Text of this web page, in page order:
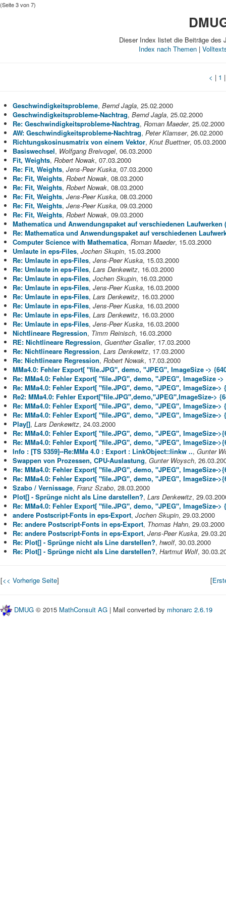
(Seite 3 von 7)
Dieser Index listet die Beiträge des
Index nach Themen |
< | 1
Geschwindigkeitsprobleme, Bernd Jagla, 25.02.2000
Geschwindigkeitsprobleme-Nachtrag, Bernd Jagla, 25.02.2000
Re: Geschwindigkeitsprobleme-Nachtrag, Roman Maeder, 25.02.2000
AW: Geschwindigkeitsprobleme-Nachtrag, Peter Klamser, 26.02.2000
Richtungskosinusmatrix von einem Vektor, Knut Buettner, 05.03.2000
Basiswechsel, Wolfgang Breivogel, 06.03.2000
Fit, Weights, Robert Nowak, 07.03.2000
Re: Fit, Weights, Jens-Peer Kuska, 07.03.2000
Re: Fit, Weights, Robert Nowak, 08.03.2000
Re: Fit, Weights, Robert Nowak, 08.03.2000
Re: Fit, Weights, Jens-Peer Kuska, 08.03.2000
Re: Fit, Weights, Jens-Peer Kuska, 09.03.2000
Re: Fit, Weights, Robert Nowak, 09.03.2000
Mathematica und Anwendungspaket auf verschiedenen Laufwerken
Re: Mathematica und Anwendungspaket auf verschiedenen
Computer Science with Mathematica, Roman Maeder, 15.03.2000
Umlaute in eps-Files, Jochen Skupin, 15.03.2000
Re: Umlaute in eps-Files, Jens-Peer Kuska, 15.03.2000
Re: Umlaute in eps-Files, Lars Denkewitz, 16.03.2000
Re: Umlaute in eps-Files, Jochen Skupin, 16.03.2000
Re: Umlaute in eps-Files, Jens-Peer Kuska, 16.03.2000
Re: Umlaute in eps-Files, Lars Denkewitz, 16.03.2000
Re: Umlaute in eps-Files, Jens-Peer Kuska, 16.03.2000
Re: Umlaute in eps-Files, Lars Denkewitz, 16.03.2000
Re: Umlaute in eps-Files, Jens-Peer Kuska, 16.03.2000
Nichtlineare Regression, Timm Reinisch, 16.03.2000
RE: Nichtlineare Regression, Guenther Gsaller, 17.03.2000
Re: Nichtlineare Regression, Lars Denkewitz, 17.03.2000
Re: Nichtlineare Regression, Robert Nowak, 17.03.2000
MMa4.0: Fehler Export[ "file.JPG", demo, "JPEG", ImageSize ->
Re: MMa4.0: Fehler Export[ "file.JPG", demo, "JPEG", ImageSize ->
Re: MMa4.0: Fehler Export[ "file.JPG", demo, "JPEG", ImageSize->
Re2: MMa4.0: Fehler Export["file.JPG",demo,"JPEG",ImageSize->
Re: MMa4.0: Fehler Export[ "file.JPG", demo, "JPEG", ImageSize->
Re: MMa4.0: Fehler Export[ "file.JPG", demo, "JPEG", ImageSize->
Play[], Lars Denkewitz, 24.03.2000
Re: MMa4.0: Fehler Export[ "file.JPG", demo, "JPEG", ImageSize-
Re: MMa4.0: Fehler Export[ "file.JPG", demo, "JPEG", ImageSize-
Info : [TS 5359]--Re:MMa 4.0 : Export : LinkObject::linkw .., Gunter
Swappen von Prozessen, CPU-Auslastung, Gunter Woysch,
Re: MMa4.0: Fehler Export[ "file.JPG", demo, "JPEG", ImageSize-
Re: MMa4.0: Fehler Export[ "file.JPG", demo, "JPEG", ImageSize-
Szabo / Vernissage, Franz Szabo, 28.03.2000
Plot[] - Sprünge nicht als Line darstellen?, Lars Denkewitz,
Re: MMa4.0: Fehler Export[ "file.JPG", demo, "JPEG", ImageSize->
andere Postscript-Fonts in eps-Export, Jochen Skupin, 29.03.2000
Re: andere Postscript-Fonts in eps-Export, Thomas Hahn, 29.03.2000
Re: andere Postscript-Fonts in eps-Export, Jens-Peer Kuska,
Re: Plot[] - Sprünge nicht als Line darstellen?, hwolf, 30.03.2000
Re: Plot[] - Sprünge nicht als Line darstellen?, Hartmut Wolf,
[<< Vorherige Seite] [
DMUG © 2015 MathConsult AG | Mail converted by mhonarc 2.6.19